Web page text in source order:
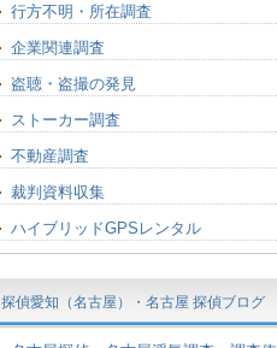
行方不明・所在調査
企業関連調査
盗聴・盗撮の発見
ストーカー調査
不動産調査
裁判資料収集
ハイブリッドGPSレンタル
探偵愛知（名古屋）・名古屋 探偵ブログ